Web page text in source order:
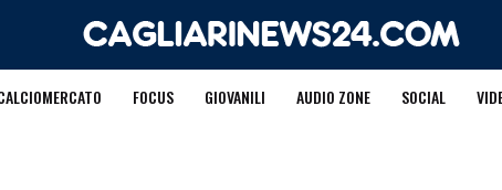
FOCUS GIOVANILI AUDIO ZONE SOCIAL